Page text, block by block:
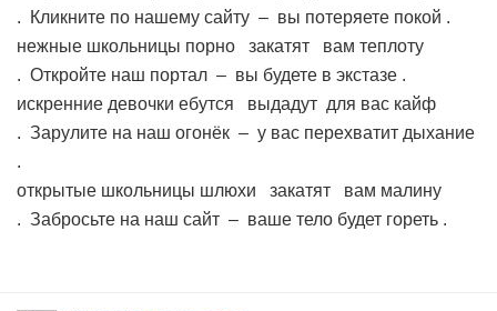
. Кликните по нашему сайту – вы потеряете покой .
нежные школьницы порно
закатят вам теплоту
. Откройте наш портал – вы будете в экстазе .
искренние девочки ебутся
выдадут для вас кайф
. Зарулите на наш огонёк – у вас перехватит дыхание
.
открытые школьницы шлюхи
закатят вам малину
. Забросьте на наш сайт – ваше тело будет гореть .